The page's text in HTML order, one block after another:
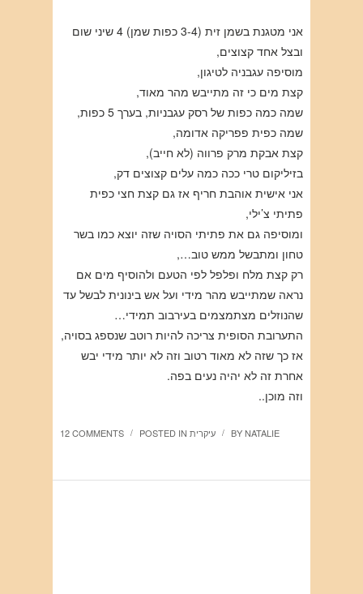
אני מטגנת בשמן זית (3-4 כפות שמן) 4 שיני שום
ובצל אחד קצוצים,
מוסיפה עגבניה לטיגון,
קצת מים כי זה מתייבש מהר מאוד,
שמה כמה כפות של רסק עגבניות, בערך 5 כפות,
שמה כפית פפריקה אדומה,
קצת אבקת מרק פרווה (לא חייב),
בזיליקום טרי ככה כמה עלים קצוצים דק,
אני אישית אוהבת חריף אז גם קצת חצי כפית
פתיתי צ’ילי,
ומוסיפה גם את פתיתי הסויה שזה יוצא כמו בשר
טחון ומתבשל ממש טוב…,
רק קצת מלח ופלפל לפי הטעם ולהוסיף מים אם
נראה שמתייבש מהר מידי ועל אש בינונית לבשל עד
שהנוזלים מצתמצמים בעירבוב תמידי…
התערובת הסופית צריכה להיות רוטב שנספג בסויה,
אז כך שזה לא מאוד רטוב וזה לא יותר מידי יבש
אחרת זה לא יהיה נעים בפה.
וזה מוכן..
12 COMMENTS / POSTED IN עיקרית / BYNATALIE